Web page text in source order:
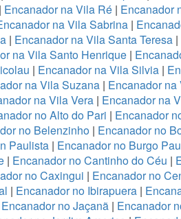
Encanador na Vila Ré| Encanador
na Vila Sabrina |
| Encanador na Vila Santa Teresa |
na Vila Santo Henrique|
| Encanador na Vila Silvia|
na Vila Suzana| Encanador na
na Vila Vera | Encanador na
no Alto do Pari | Encanador
no Belenzinho| Encanador no
Paulista | Encanador no Burgo
| Encanador no Cantinho do Céu |
no Caxingui | Encanador no
| Encanador no Ibirapuera |
Encanador no Jaçanã | Encanador